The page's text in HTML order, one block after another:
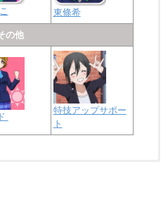
東條希
の他
特技アップサポー
ト